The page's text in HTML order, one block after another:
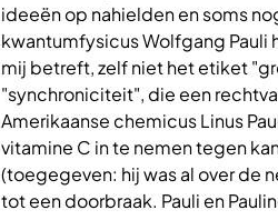
ideeën op nahielden en soms
kwantumfysicus Wolfgang Pauli
mij betreft, zelf niet het etiket
"synchroniciteit", die een
Amerikaanse chemicus Linus
vitamine C in te nemen tegen
(toegegeven: hij was al over de
tot een doorbraak. Pauli en